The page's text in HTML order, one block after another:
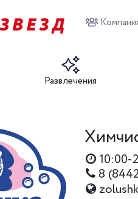
Развлечения
10:00-
8